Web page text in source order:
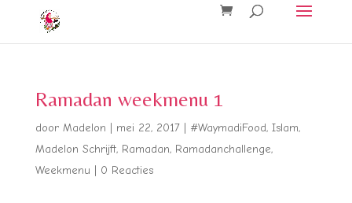
Ramadan weekmenu 1
door Madelon mei 22, 2017| #WaymadiFood, Islam,
Madelon Schrijft, Ramadan, Ramadanchallenge,
Weekmenu
0 Reacties